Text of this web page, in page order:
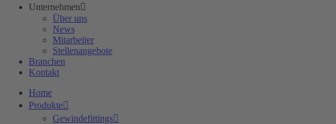
Unternehmen
Über uns
News
Mitarbeiter
Stellenangebote
Branchen
Kontakt
Home
Produkte
Gewindefittings